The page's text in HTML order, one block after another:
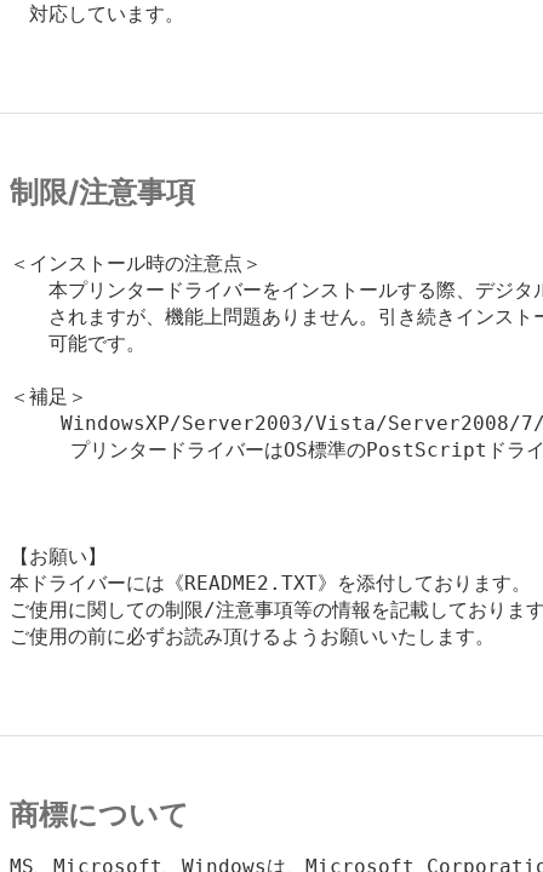
対応しています。
制限/注意事項
＜インストール時の注意点＞
本プリンタードライバーをインストールする際、デジタ
されますが、機能上問題ありません。引き続きインスト
可能です。
＜補足＞
WindowsXP/Server2003/Vista/Server2008/
プリンタードライバーはOS標準のPostScriptドライ
【お願い】
本ドライバーには《README2.TXT》を添付しております。
ご使用に関しての制限/注意事項等の情報を記載しておりま
ご使用の前に必ずお読み頂けるようお願いいたします。
商標について
MS、Microsoft、Windowsは、Microsoft Corporation